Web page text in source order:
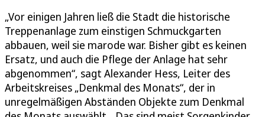
„Vor einigen Jahren ließ die Stadt die historische
Treppenanlage zum einstigen Schmuckgarten
abbauen, weil sie marode war. Bisher gibt es keinen
Ersatz, und auch die Pflege der Anlage hat sehr
abgenommen“, sagt Alexander Hess, Leiter des
Arbeitskreises „Denkmal des Monats“, der in
unregelmäßigen Abständen Objekte zum Denkmal